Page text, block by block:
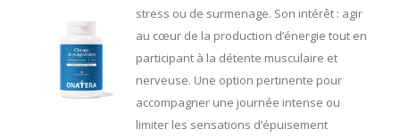
stress ou de surmenage. Son intérêt : agir
au cœur de la production d’énergie tout en
participant à la détente musculaire et
nerveuse. Une option pertinente pour
accompagner une journée intense ou
limiter les sensations d’épuisement